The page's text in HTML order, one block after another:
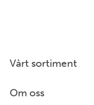
Vårt sortiment
Om oss
Hjem / Vårt sortiment